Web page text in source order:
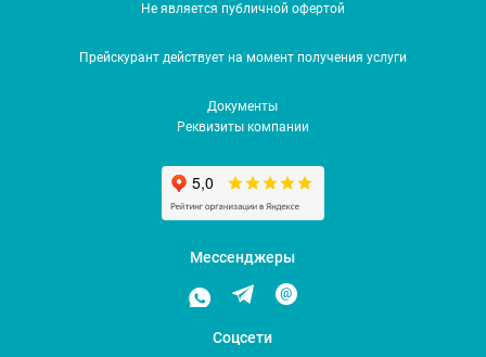
Не является публичной офертой
Прейскурант действует на момент получения услуги
Документы
Реквизиты компании
Мессенджеры
Соцсети